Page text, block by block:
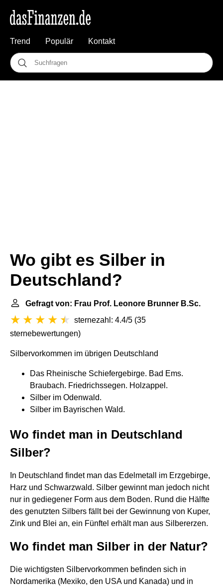
Trend Populär Kontakt
Wo gibt es Silber in
Deutschland?
Gefragt von: Frau Prof. Leonore Brunner B.Sc.
sternezahl: 4.4/5 (35
sternebewertungen)
Silbervorkommen im übrigen Deutschland
Das Rheinische Schiefergebirge. Bad Ems.
Braubach. Friedrichssegen. Holzappel.
Silber im Odenwald.
Silber im Bayrischen Wald.
Wo findet man in Deutschland
Silber?
In Deutschland findet man das Edelmetall im Erzgebirge,
Harz und Schwarzwald. Silber gewinnt man jedoch nicht
nur in gediegener Form aus dem Boden. Rund die Hälfte
des genutzten Silbers fällt bei der Gewinnung von Kuper,
Zink und Blei an, ein Fünftel erhält man aus Silbererzen.
Wo findet man Silber in der Natur?
Die wichtigsten Silbervorkommen befinden sich in
Nordamerika (Mexiko, den USA und Kanada) und in